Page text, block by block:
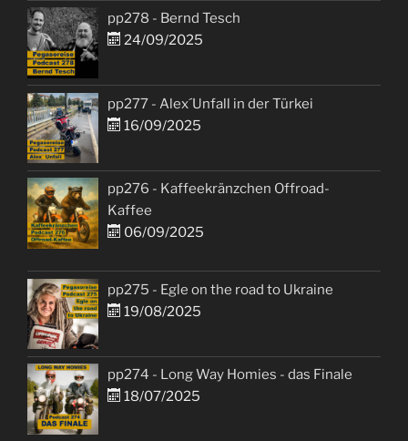
pp278 - Bernd Tesch
24/09/2025
pp277 - Alex´Unfall in der Türkei
16/09/2025
pp276 - Kaffeekränzchen Offroad-
Kaffee
06/09/2025
pp275 - Egle on the road to Ukraine
19/08/2025
pp274 - Long Way Homies - das Finale
18/07/2025